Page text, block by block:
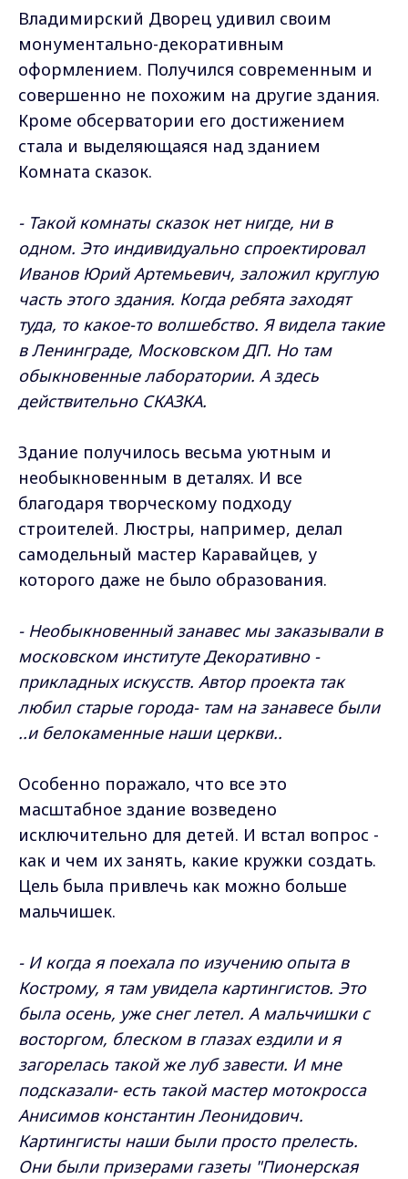
Владимирский Дворец удивил своим
монументально-декоративным
оформлением. Получился современным и
совершенно не похожим на другие здания.
Кроме обсерватории его достижением
стала и выделяющаяся над зданием
Комната сказок.
- Такой комнаты сказок нет нигде, ни в
одном. Это индивидуально спроектировал
Иванов Юрий Артемьевич, заложил круглую
часть этого здания. Когда ребята заходят
туда, то какое-то волшебство. Я видела такие
в Ленинграде, Московском ДП. Но там
обыкновенные лаборатории. А здесь
действительно СКАЗКА.
Здание получилось весьма уютным и
необыкновенным в деталях. И все
благодаря творческому подходу
строителей. Люстры, например, делал
самодельный мастер Каравайцев, у
которого даже не было образования.
- Необыкновенный занавес мы заказывали в
московском институте Декоративно -
прикладных искусств. Автор проекта так
любил старые города- там на занавесе были
..и белокаменные наши церкви..
Особенно поражало, что все это
масштабное здание возведено
исключительно для детей. И встал вопрос -
как и чем их занять, какие кружки создать.
Цель была привлечь как можно больше
мальчишек.
- И когда я поехала по изучению опыта в
Кострому, я там увидела картингистов. Это
была осень, уже снег летел. А мальчишки с
восторгом, блеском в глазах ездили и я
загорелась такой же луб завести. И мне
подсказали- есть такой мастер мотокросса
Анисимов константин Леонидович.
Картингисты наши были просто прелесть.
Они были призерами газеты "Пионерская